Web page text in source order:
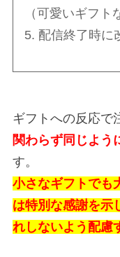
（可愛いギフト
5. 配信終了時に
ギフトへの反応で
関わらず同じよう
す。
小さなギフトでも
は特別な感謝を示
れしないよう配慮